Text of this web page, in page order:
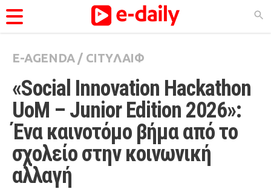
ΚΑΤΗΓΟΡΊΕΣ
Ειδήσεις
Θέματα
Videos
Podcasts
Viral
E-AGENDA/ CITYΛΑΙΦ
«Social Innovation Hackathon
UoM – Junior Edition 2026»:
Ένα καινοτόμο βήμα από το
σχολείο στην κοινωνική
αλλαγή